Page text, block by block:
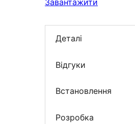
Завантажити
Деталі
Відгуки
Встановлення
Розробка